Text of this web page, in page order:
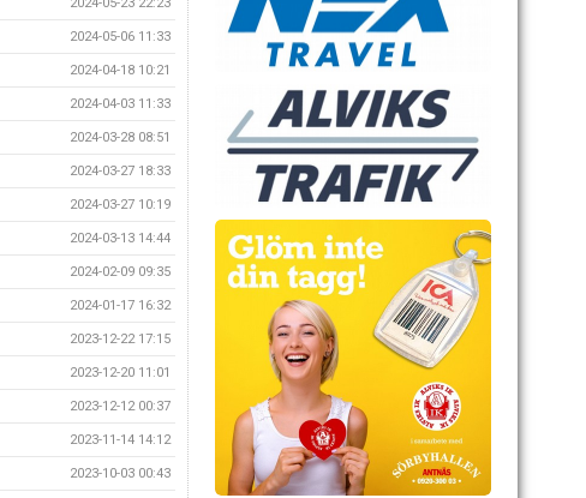
2024-05-23 22:23
2024-05-06 11:33
2024-04-18 10:21
2024-04-03 11:33
2024-03-28 08:51
2024-03-27 18:33
2024-03-27 10:19
2024-03-13 14:44
2024-02-09 09:35
2024-01-17 16:32
2023-12-22 17:15
2023-12-20 11:01
2023-12-12 00:37
2023-11-14 14:12
2023-10-03 00:43